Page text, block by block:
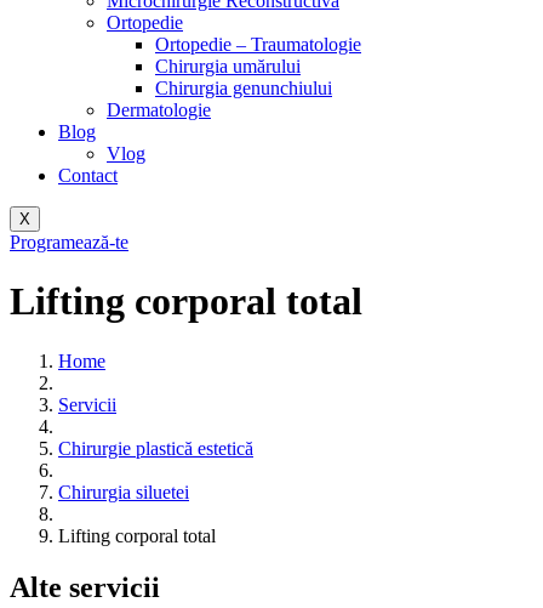
Ortopedie
Ortopedie – Traumatologie
Chirurgia umărului
Chirurgia genunchiului
Dermatologie
Blog
Vlog
Contact
X
Programează-te
Lifting corporal total
Home
Servicii
Chirurgie plastică estetică
Chirurgia siluetei
Lifting corporal total
Alte servicii